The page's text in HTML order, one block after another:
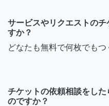
サービスやリクエストの
すか？
どなたも無料で何枚でもつ
チケットの依頼相談をし
のですか？